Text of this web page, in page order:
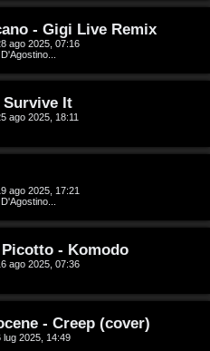
- Gigi Live Remix
ago 2025, 07:16
Survive It
ago 2025, 18:11
ago 2025, 17:21
- Komodo
ago 2025, 07:36
- Creep (cover)
lug 2025, 14:49